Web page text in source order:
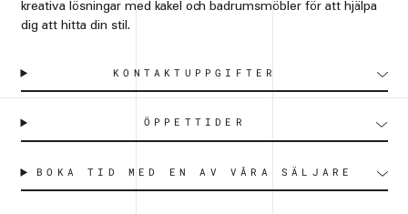
kreativa lösningar med kakel och badrumsmöbler för att hjälpa
dig att hitta din stil.
KONTAKTUPPGIFTER
ÖPPETTIDER
BOKA TID MED EN AV VÅRA SÄLJARE